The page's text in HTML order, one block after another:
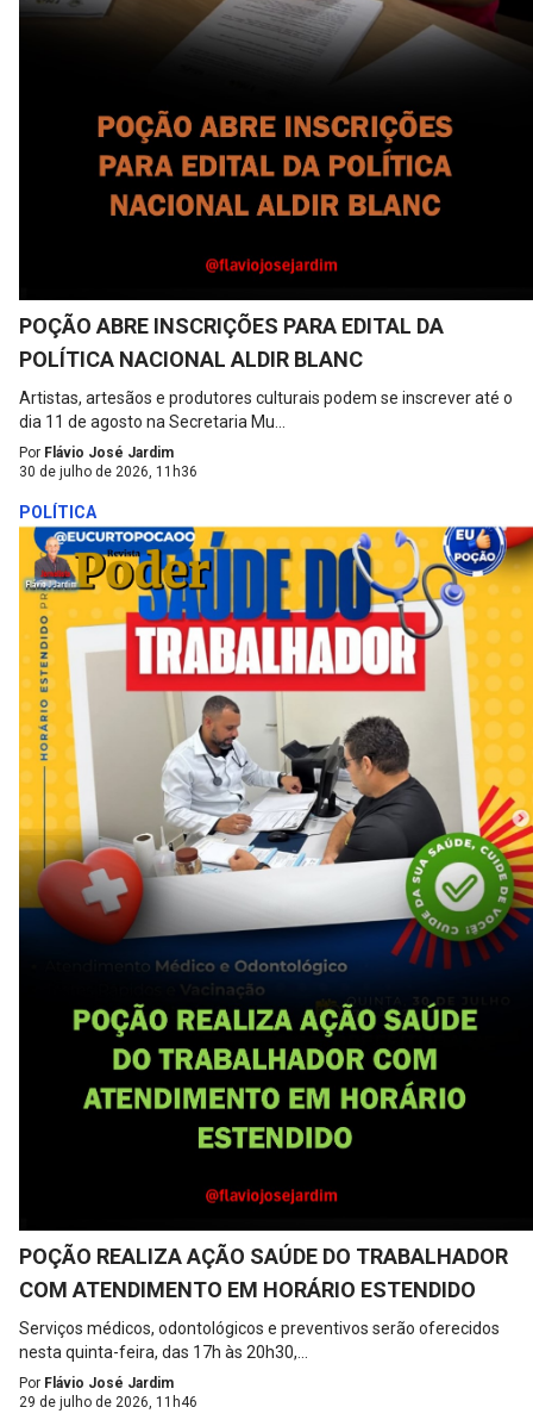
POÇÃO ABRE INSCRIÇÕES PARA EDITAL DA
POLÍTICA NACIONAL ALDIR BLANC
Artistas, artesãos e produtores culturais podem se inscrever até o
dia 11 de agosto na Secretaria Mu...
Por Flávio José Jardim
30 de julho de 2026, 11h36
POLÍTICA
POÇÃO REALIZA AÇÃO SAÚDE DO TRABALHADOR
COM ATENDIMENTO EM HORÁRIO ESTENDIDO
Serviços médicos, odontológicos e preventivos serão oferecidos
nesta quinta-feira, das 17h às 20h30,...
Por Flávio José Jardim
29 de julho de 2026, 11h46